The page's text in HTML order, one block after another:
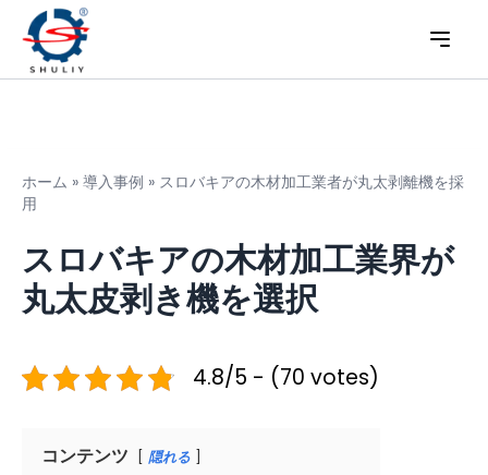
ホーム » 導入事例 » スロバキアの木材加工業者が丸太剥離機を採
用
スロバキアの木材加工業界が
丸太皮剥き機を選択
4.8/5 - (70 votes)
コンテンツ 隠れる